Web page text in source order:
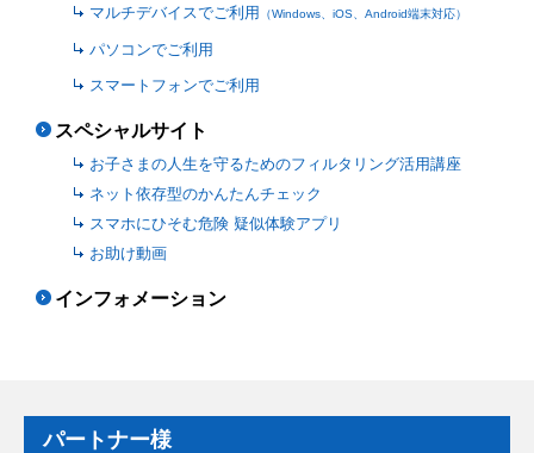
マルチデバイスでご利用 （Windows、iOS、Android端末対応）
パソコンでご利用
スマートフォンでご利用
スペシャルサイト
お子さまの人生を守るためのフィルタリング活用講座
ネット依存型のかんたんチェック
スマホにひそむ危険 疑似体験アプリ
お助け動画
インフォメーション
パートナー様